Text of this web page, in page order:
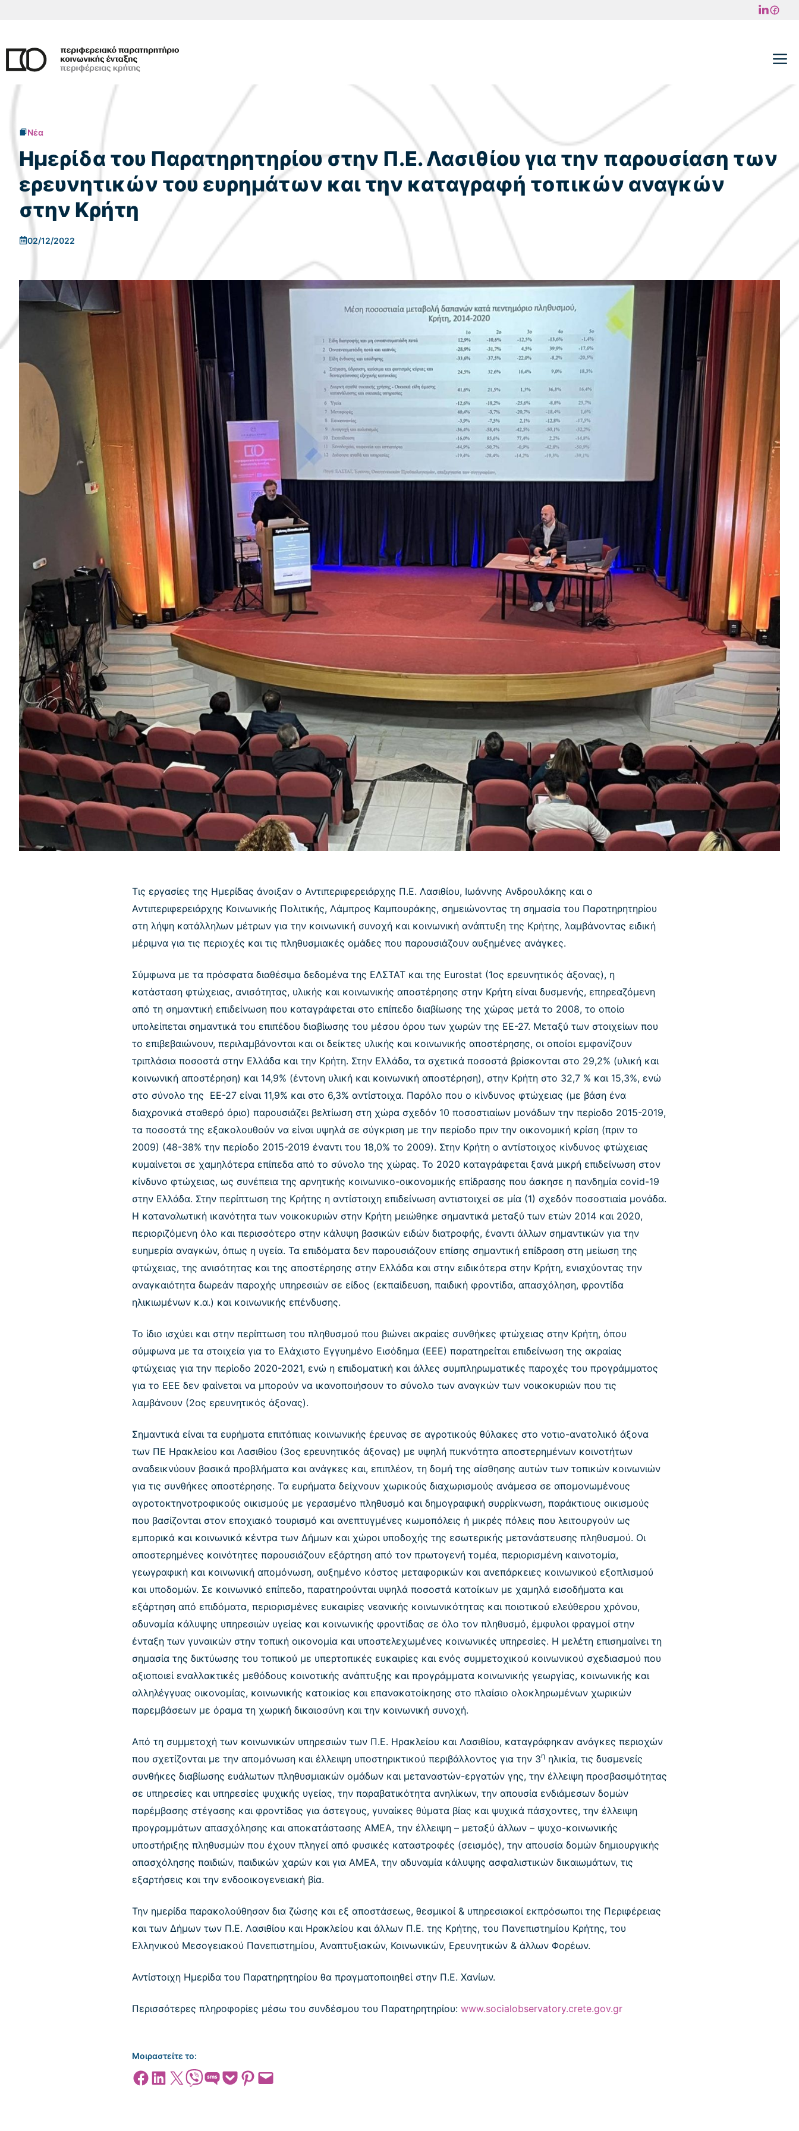
Νέα
Ημερίδα του Παρατηρητηρίου στην Π.Ε. Λασιθίου για την παρουσίαση των
ερευνητικών του ευρημάτων και την καταγραφή τοπικών αναγκών
στην Κρήτη
02/12/2022
Τις εργασίες της Ημερίδας άνοιξαν ο Αντιπεριφερειάρχης Π.Ε. Λασιθίου, Ιωάννης Ανδρουλάκης και ο
Αντιπεριφερειάρχης Κοινωνικής Πολιτικής, Λάμπρος Καμπουράκης, σημειώνοντας τη σημασία του Παρατηρητηρίου
στη λήψη κατάλληλων μέτρων για την κοινωνική συνοχή και κοινωνική ανάπτυξη της Κρήτης, λαμβάνοντας ειδική
μέριμνα για τις περιοχές και τις πληθυσμιακές ομάδες που παρουσιάζουν αυξημένες ανάγκες.
Σύμφωνα με τα πρόσφατα διαθέσιμα δεδομένα της ΕΛΣΤΑΤ και της Eurostat (1ος ερευνητικός άξονας), η
κατάσταση φτώχειας, ανισότητας, υλικής και κοινωνικής αποστέρησης στην Κρήτη είναι δυσμενής, επηρεαζόμενη
από τη σημαντική επιδείνωση που καταγράφεται στο επίπεδο διαβίωσης της χώρας μετά το 2008, το οποίο
υπολείπεται σημαντικά του επιπέδου διαβίωσης του μέσου όρου των χωρών της ΕΕ-27. Μεταξύ των στοιχείων που
το επιβεβαιώνουν, περιλαμβάνονται και οι δείκτες υλικής και κοινωνικής αποστέρησης, οι οποίοι εμφανίζουν
τριπλάσια ποσοστά στην Ελλάδα και την Κρήτη. Στην Ελλάδα, τα σχετικά ποσοστά βρίσκονται στο 29,2% (υλική και
κοινωνική αποστέρηση) και 14,9% (έντονη υλική και κοινωνική αποστέρηση), στην Κρήτη στο 32,7 % και 15,3%, ενώ
στο σύνολο της ΕΕ-27 είναι 11,9% και στο 6,3% αντίστοιχα. Παρόλο που ο κίνδυνος φτώχειας (με βάση ένα
διαχρονικά σταθερό όριο) παρουσιάζει βελτίωση στη χώρα σχεδόν 10 ποσοστιαίων μονάδων την περίοδο 2015-2019,
τα ποσοστά της εξακολουθούν να είναι υψηλά σε σύγκριση με την περίοδο πριν την οικονομική κρίση (πριν το
2009) (48-38% την περίοδο 2015-2019 έναντι του 18,0% το 2009). Στην Κρήτη ο αντίστοιχος κίνδυνος φτώχειας
κυμαίνεται σε χαμηλότερα επίπεδα από το σύνολο της χώρας. Το 2020 καταγράφεται ξανά μικρή επιδείνωση στον
κίνδυνο φτώχειας, ως συνέπεια της αρνητικής κοινωνικο-οικονομικής επίδρασης που άσκησε η πανδημία covid-19
στην Ελλάδα. Στην περίπτωση της Κρήτης η αντίστοιχη επιδείνωση αντιστοιχεί σε μία (1) σχεδόν ποσοστιαία μονάδα.
Η καταναλωτική ικανότητα των νοικοκυριών στην Κρήτη μειώθηκε σημαντικά μεταξύ των ετών 2014 και 2020,
περιοριζόμενη όλο και περισσότερο στην κάλυψη βασικών ειδών διατροφής, έναντι άλλων σημαντικών για την
ευημερία αναγκών, όπως η υγεία. Τα επιδόματα δεν παρουσιάζουν επίσης σημαντική επίδραση στη μείωση της
φτώχειας, της ανισότητας και της αποστέρησης στην Ελλάδα και στην ειδικότερα στην Κρήτη, ενισχύοντας την
αναγκαιότητα δωρεάν παροχής υπηρεσιών σε είδος (εκπαίδευση, παιδική φροντίδα, απασχόληση, φροντίδα
ηλικιωμένων κ.α.) και κοινωνικής επένδυσης.
Το ίδιο ισχύει και στην περίπτωση του πληθυσμού που βιώνει ακραίες συνθήκες φτώχειας στην Κρήτη, όπου
σύμφωνα με τα στοιχεία για το Ελάχιστο Εγγυημένο Εισόδημα (ΕΕΕ) παρατηρείται επιδείνωση της ακραίας
φτώχειας για την περίοδο 2020-2021, ενώ η επιδοματική και άλλες συμπληρωματικές παροχές του προγράμματος
για το ΕΕΕ δεν φαίνεται να μπορούν να ικανοποιήσουν το σύνολο των αναγκών των νοικοκυριών που τις
λαμβάνουν (2ος ερευνητικός άξονας).
Σημαντικά είναι τα ευρήματα επιτόπιας κοινωνικής έρευνας σε αγροτικούς θύλακες στο νοτιο-ανατολικό άξονα
των ΠΕ Ηρακλείου και Λασιθίου (3ος ερευνητικός άξονας) με υψηλή πυκνότητα αποστερημένων κοινοτήτων
αναδεικνύουν βασικά προβλήματα και ανάγκες και, επιπλέον, τη δομή της αίσθησης αυτών των τοπικών κοινωνιών
για τις συνθήκες αποστέρησης. Τα ευρήματα δείχνουν χωρικούς διαχωρισμούς ανάμεσα σε απομονωμένους
αγροτοκτηνοτροφικούς οικισμούς με γερασμένο πληθυσμό και δημογραφική συρρίκνωση, παράκτιους οικισμούς
που βασίζονται στον εποχιακό τουρισμό και ανεπτυγμένες κωμοπόλεις ή μικρές πόλεις που λειτουργούν ως
εμπορικά και κοινωνικά κέντρα των Δήμων και χώροι υποδοχής της εσωτερικής μετανάστευσης πληθυσμού. Οι
αποστερημένες κοινότητες παρουσιάζουν εξάρτηση από τον πρωτογενή τομέα, περιορισμένη καινοτομία,
γεωγραφική και κοινωνική απομόνωση, αυξημένο κόστος μεταφορικών και ανεπάρκειες κοινωνικού εξοπλισμού
και υποδομών. Σε κοινωνικό επίπεδο, παρατηρούνται υψηλά ποσοστά κατοίκων με χαμηλά εισοδήματα και
εξάρτηση από επιδόματα, περιορισμένες ευκαιρίες νεανικής κοινωνικότητας και ποιοτικού ελεύθερου χρόνου,
αδυναμία κάλυψης υπηρεσιών υγείας και κοινωνικής φροντίδας σε όλο τον πληθυσμό, έμφυλοι φραγμοί στην
ένταξη των γυναικών στην τοπική οικονομία και υποστελεχωμένες κοινωνικές υπηρεσίες. Η μελέτη επισημαίνει τη
σημασία της δικτύωσης του τοπικού με υπερτοπικές ευκαιρίες και ενός συμμετοχικού κοινωνικού σχεδιασμού που
αξιοποιεί εναλλακτικές μεθόδους κοινοτικής ανάπτυξης και προγράμματα κοινωνικής γεωργίας, κοινωνικής και
αλληλέγγυας οικονομίας, κοινωνικής κατοικίας και επανακατοίκησης στο πλαίσιο ολοκληρωμένων χωρικών
παρεμβάσεων με όραμα τη χωρική δικαιοσύνη και την κοινωνική συνοχή.
Από τη συμμετοχή των κοινωνικών υπηρεσιών των Π.Ε. Ηρακλείου και Λασιθίου, καταγράφηκαν ανάγκες περιοχών
που σχετίζονται με την απομόνωση και έλλειψη υποστηρικτικού περιβάλλοντος για την 3η ηλικία, τις δυσμενείς
συνθήκες διαβίωσης ευάλωτων πληθυσμιακών ομάδων και μεταναστών-εργατών γης, την έλλειψη προσβασιμότητας
σε υπηρεσίες και υπηρεσίες ψυχικής υγείας, την παραβατικότητα ανηλίκων, την απουσία ενδιάμεσων δομών
παρέμβασης στέγασης και φροντίδας για άστεγους, γυναίκες θύματα βίας και ψυχικά πάσχοντες, την έλλειψη
προγραμμάτων απασχόλησης και αποκατάστασης ΑΜΕΑ, την έλλειψη – μεταξύ άλλων – ψυχο-κοινωνικής
υποστήριξης πληθυσμών που έχουν πληγεί από φυσικές καταστροφές (σεισμός), την απουσία δομών δημιουργικής
απασχόλησης παιδιών, παιδικών χαρών και για ΑΜΕΑ, την αδυναμία κάλυψης ασφαλιστικών δικαιωμάτων, τις
εξαρτήσεις και την ενδοοικογενειακή βία.
Την ημερίδα παρακολούθησαν δια ζώσης και εξ αποστάσεως, θεσμικοί & υπηρεσιακοί εκπρόσωποι της Περιφέρειας
και των Δήμων των Π.Ε. Λασιθίου και Ηρακλείου και άλλων Π.Ε. της Κρήτης, του Πανεπιστημίου Κρήτης, του
Ελληνικού Μεσογειακού Πανεπιστημίου, Αναπτυξιακών, Κοινωνικών, Ερευνητικών & άλλων Φορέων.
Αντίστοιχη Ημερίδα του Παρατηρητηρίου θα πραγματοποιηθεί στην Π.Ε. Χανίων.
Περισσότερες πληροφορίες μέσω του συνδέσμου του Παρατηρητηρίου: www.socialobservatory.crete.gov.gr
Μοιραστείτε το:
Share on Facebook
Share on LinkedIn
Share on X Share on ViberShare on SMSShare on Pocket
Share on Pinterest
Email this Page